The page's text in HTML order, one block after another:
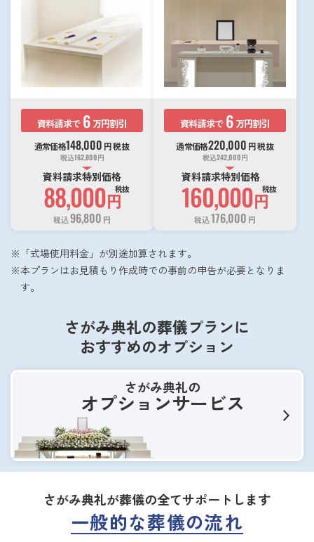
資料請求で 6 万円割引
通常価格148,000 円税抜
税込162,800円
資料請求特別価格
88,000円
税抜
税込96,800 円
資料請求で 6 万円割引
通常価格220,000 円税抜
税込242,000円
資料請求特別価格
160,000円
税抜
税込176,000 円
「式場使用料金」が別途加算されます。
本プランはお見積もり作成時での事前の申告が必要となりま
す。
さがみ典礼の葬儀プランに
おすすめのオプション
さがみ典礼の
オプションサービス
さがみ典礼が葬儀の全てサポートします
一般的な葬儀の流れ